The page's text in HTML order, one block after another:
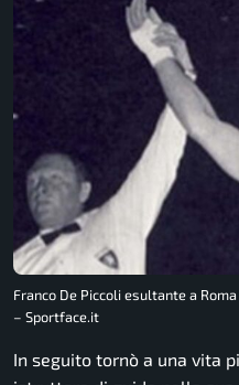
Franco De Piccoli esultante a
– Sportface.it
In seguito tornò a una vita